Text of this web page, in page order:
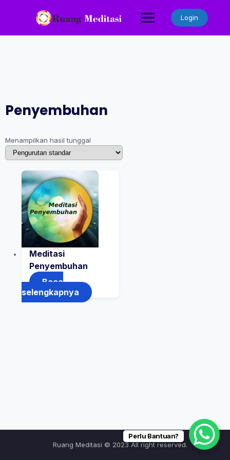
Login
Penyembuhan
Menampilkan hasil tunggal
Meditasi
Penyembuhan
Baca
selengkapnya
Ruang Meditasi © 2023 All right reserved.
Perlu Bantuan?